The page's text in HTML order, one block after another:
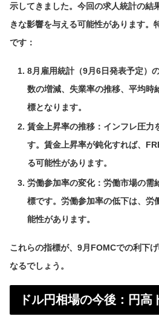
示してきました。今回の求人統計の結
きな影響を与える可能性があります。
です：
8月雇用統計（9月6日発表予定）
数の増減、失業率の推移、平均時
標となります。
賃金上昇率の推移：インフレ圧力
す。賃金上昇率が鈍化すれば、
る可能性があります。
労働参加率の変化：労働市場の需
標です。労働参加率の低下は、労
能性があります。
これらの指標が、9月FOMCでの利下
なるでしょう。
ドル円相場の今後：円高